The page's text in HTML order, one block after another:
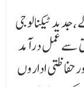
جدید ٹیکنالوجی
سے عمل درآمد
حفاظتی اداروں